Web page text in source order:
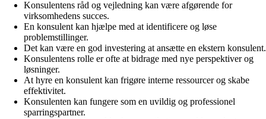
Konsulentens råd og vejledning kan være afgørende for
virksomhedens succes.
En konsulent kan hjælpe med at identificere og løse
problemstillinger.
Det kan være en god investering at ansætte en ekstern konsulent.
Konsulentens rolle er ofte at bidrage med nye perspektiver og
løsninger.
At hyre en konsulent kan frigøre interne ressourcer og skabe
effektivitet.
Konsulenten kan fungere som en uvildig og professionel
sparringspartner.